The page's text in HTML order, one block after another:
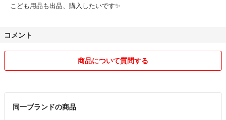
こども用品も出品、購入したいです✨
コメント
商品について質問する
同一ブランドの商品